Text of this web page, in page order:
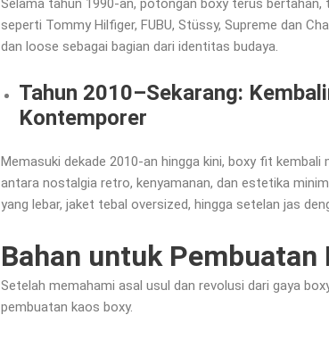
Selama tahun 1990-an, potongan boxy terus
seperti Tommy Hilfiger, FUBU, Stüssy, Supreme dan
dan loose sebagai bagian dari identitas budaya.
Tahun 2010–Sekarang:
Kontemporer
Memasuki dekade 2010-an hingga kini, boxy fit
antara nostalgia retro, kenyamanan, dan estetika
yang lebar, jaket tebal oversized, hingga setelan jas
Bahan untuk Pembuatan
Setelah memahami asal usul dan revolusi dari gaya
pembuatan kaos boxy.